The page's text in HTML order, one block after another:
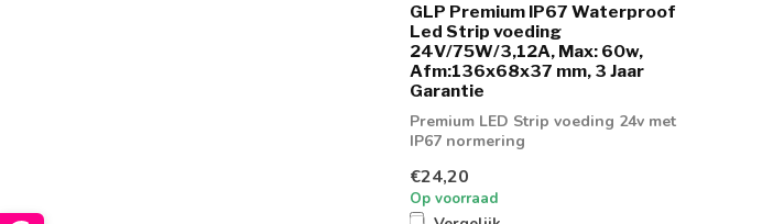
GLP Premium IP67 Waterproof
Led Strip voeding
24V/75W/3,12A, Max: 60w,
Afm:136x68x37 mm, 3 Jaar
Garantie
Premium LED Strip voeding 24v met
IP67 normering
€24,20
Op voorraad